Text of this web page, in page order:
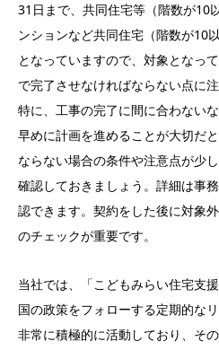
31日まで、共同住宅等（階数が10
ンションなど共同住宅（階数が10
となっていますので、対象となっ
で完了させなければならない点に
特に、工事の完了に間に合わない
早めに計画を進めることが大切だ
ならない場合の条件や注意点が少
確認しておきましょう。詳細は事
認できます。契約をした後に対象
のチェックが重要です。
当社では、「こどもみらい住宅支
国の政策をフォローする定期的な
非常に積極的に活動しており、そ